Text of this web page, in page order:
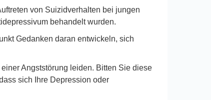
von Suizidverhalten bei jungen
behandelt wurden.
Gedanken daran entwickeln, sich
Angststörung leiden. Bitten Sie diese
sich Ihre Depression oder